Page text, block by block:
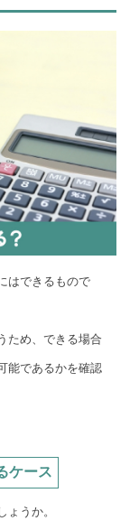
はできるもので
ため、できる場合
能であるかを確認
ケース
うか。